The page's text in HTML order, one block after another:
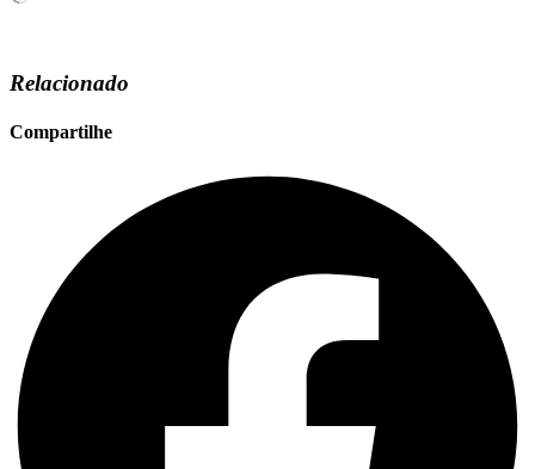
Relacionado
Compartilhe